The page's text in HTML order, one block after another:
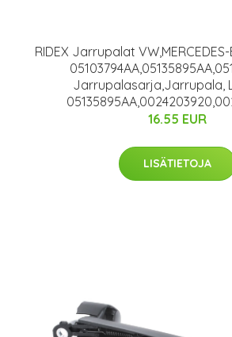
RIDEX Jarrupalat
Jarrupalasarja,Jarrupala,
16.55 EUR
LISÄTIETOJA